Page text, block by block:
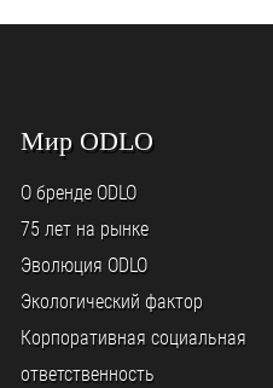
Мир ODLO
О бренде ODLO
75 лет на рынке
Эволюция ODLO
Экологический фактор
Корпоративная социальная
ответственность